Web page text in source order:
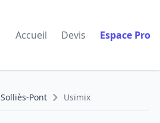
Accueil Devis Espace Pro
Solliès-Pont Usimix